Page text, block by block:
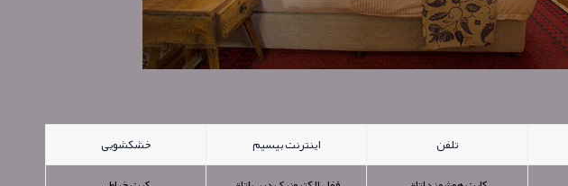
تلفن اینترنت بیسیم
خشکشویی